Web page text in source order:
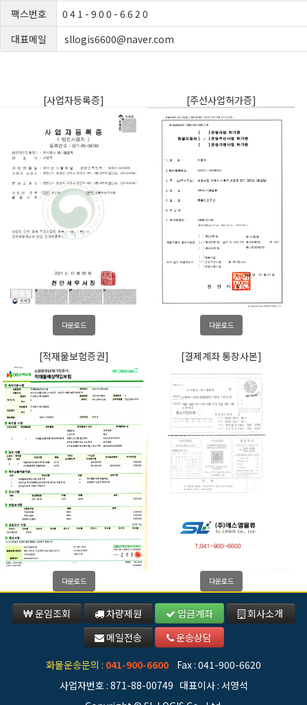
팩스번호
0 4 1 - 9 0 0 - 6 6 2 0
대표메일
sllogis6600@naver.com
[사업자등록증]
다운로드
[주선사업허가증]
다운로드
[적재물보험증권]
다운로드
[결제계좌 통장사본]
다운로드
운임조회 차량제원 입금계좌
회사소개
메일전송
운송상담
화물운송문의 : 041-900-6600 Fax : 041-900-6620
사업자번호 : 871-88-00749 대표이사 : 서영석